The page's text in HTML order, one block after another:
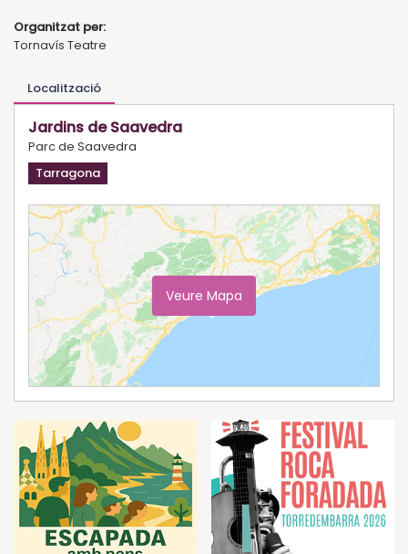
Organitzat per:
Tornavís Teatre
Localització
Jardins de Saavedra
Parc de Saavedra
Tarragona
Veure Mapa